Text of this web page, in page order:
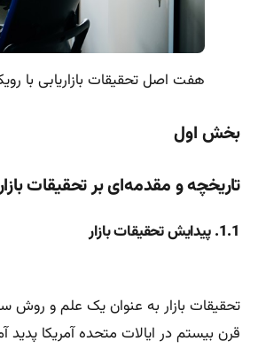
هفت اصل تحقیقات بازاریابی با
بخش اول
تاریخچه و مقدمه‌ای بر تحقیقات
1.1. پیدایش تحقیقات بازار
تحقیقات بازار به عنوان یک علم و روش
قرن بیستم در ایالات متحده آمریکا پدید